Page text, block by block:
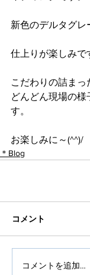
新色のデルタグレ
仕上りが楽しみで
こだわりの詰まっ
どんどん現場の様
す。
お楽しみに～(^^)/
＊Blog
コメント
コメントを追加…